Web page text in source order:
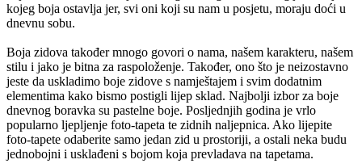
kojeg boja ostavlja jer, svi oni koji su nam u posjetu, moraju doći u
dnevnu sobu.
Boja zidova također mnogo govori o nama, našem karakteru, našem
stilu i jako je bitna za raspoloženje. Također, ono što je neizostavno
jeste da uskladimo boje zidove s namještajem i svim dodatnim
elementima kako bismo postigli lijep sklad. Najbolji izbor za boje
dnevnog boravka su pastelne boje. Posljednjih godina je vrlo
popularno ljepljenje foto-tapeta te zidnih naljepnica. Ako lijepite
foto-tapete odaberite samo jedan zid u prostoriji, a ostali neka budu
jednobojni i usklađeni s bojom koja prevladava na tapetama.